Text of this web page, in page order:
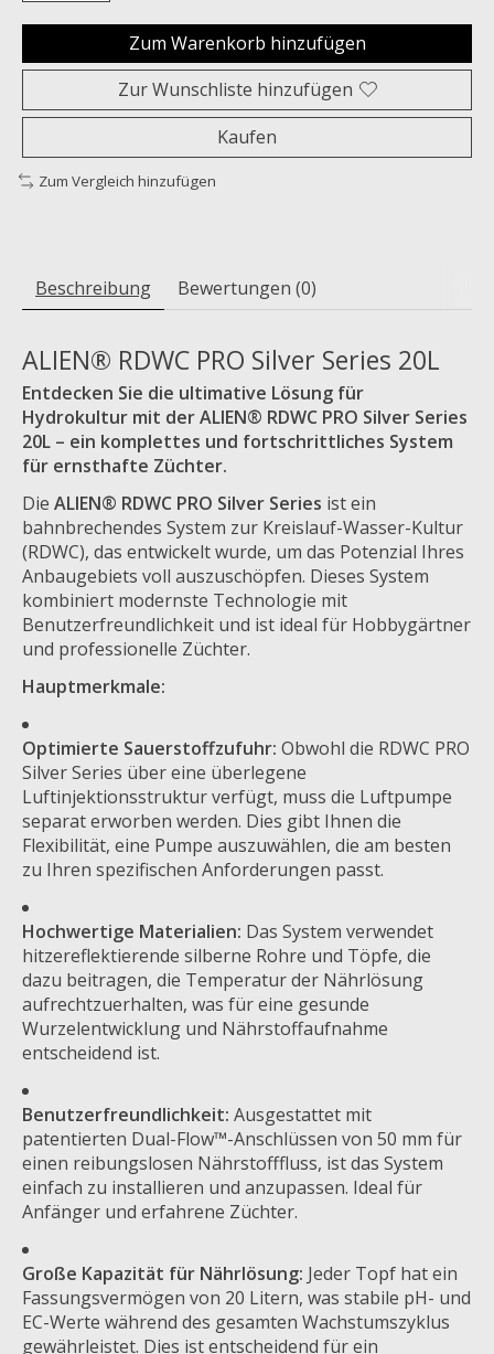
Zum Warenkorb hinzufügen
Zur Wunschliste hinzufügen
Kaufen
Zum Vergleich hinzufügen
Beschreibung Bewertungen (0)
ALIEN® RDWC PRO Silver Series 20L
Entdecken Sie die ultimative Lösung für
Hydrokultur mit der ALIEN® RDWC PRO Silver Series
20L – ein komplettes und fortschrittliches System
für ernsthafte Züchter.
Die ALIEN® RDWC PRO Silver Series ist ein
bahnbrechendes System zur Kreislauf-Wasser-Kultur
(RDWC), das entwickelt wurde, um das Potenzial Ihres
Anbaugebiets voll auszuschöpfen. Dieses System
kombiniert modernste Technologie mit
Benutzerfreundlichkeit und ist ideal für Hobbygärtner
und professionelle Züchter.
Hauptmerkmale:
Optimierte Sauerstoffzufuhr: Obwohl die RDWC PRO
Silver Series über eine überlegene
Luftinjektionsstruktur verfügt, muss die Luftpumpe
separat erworben werden. Dies gibt Ihnen die
Flexibilität, eine Pumpe auszuwählen, die am besten
zu Ihren spezifischen Anforderungen passt.
Hochwertige Materialien: Das System verwendet
hitzereflektierende silberne Rohre und Töpfe, die
dazu beitragen, die Temperatur der Nährlösung
aufrechtzuerhalten, was für eine gesunde
Wurzelentwicklung und Nährstoffaufnahme
entscheidend ist.
Benutzerfreundlichkeit: Ausgestattet mit
patentierten Dual-Flow™-Anschlüssen von 50 mm für
einen reibungslosen Nährstofffluss, ist das System
einfach zu installieren und anzupassen. Ideal für
Anfänger und erfahrene Züchter.
Große Kapazität für Nährlösung: Jeder Topf hat ein
Fassungsvermögen von 20 Litern, was stabile pH- und
EC-Werte während des gesamten Wachstumszyklus
gewährleistet. Dies ist entscheidend für ein